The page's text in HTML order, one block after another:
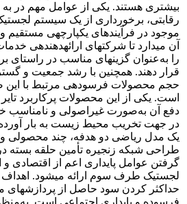
بیشتری هستند. یکی از عوامل مهم در
رقابتی، برخورداری از یک سیستم
موجود در فرآیندهای یکپارچه­ی مستقیم
آن می­دارد تا شرکت­های ارائه­دهنده­ی
را به‌عنوان گزینه­ای مناسب در راستای
قرار دهند. همچنین با رشد جمعیت و
حجم محصولات فرسوده­ی مرتبط با این
است. یکی از این محصولات پرکاربرد
دفع آن به‌صورت غیراصولی و نامناسب
در جهت تخریب محیط زیست به بار
یک مدل ریاضی دو هدفه، چند محصولی و
طراحی شبکه زنجیره تأمین حلقه بسته
گرفتن عوامل پایداری اعم از اقتصادی
لجستیک طرف سوم ارائه می­شود.
حداکثر کردن سود حاصل از پردازش­های
فرسوده و پایداری اجتماعی است.